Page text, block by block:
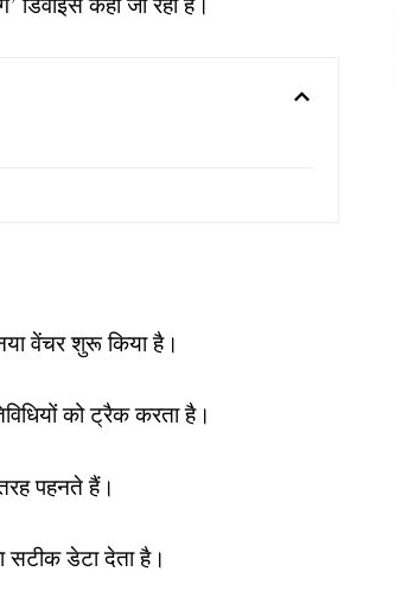
वेंचर शुरू किया है।
को ट्रैक करता है।
पहनते हैं।
सटीक डेटा देता है।